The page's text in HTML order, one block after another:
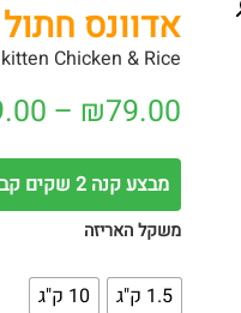
אדוונס
Chicken & Rice
₪79.00
–
מבצע קנה 2 שקים קבל 10% הנחה על השק השני
משקל האריזה
1.5 ק"ג 10 ק"ג